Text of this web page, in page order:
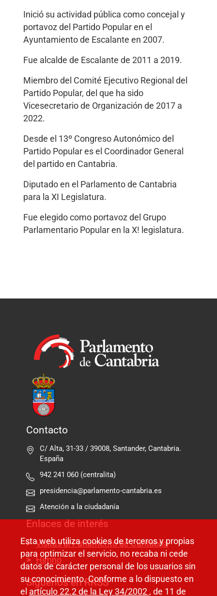
Inició su actividad pública como concejal y
portavoz del Partido Popular en el
Ayuntamiento de Escalante en 2007.
Fue alcalde de Escalante de 2011 a 2019.
Miembro del Comité Ejecutivo Regional del
Partido Popular, del que ha sido
Vicesecretario de Organización de 2017 a
2022.
Desde el 13º Congreso Autonómico del
Partido Popular es el Coordinador General
del partido en Cantabria.
Diputado en el Parlamento de Cantabria
para la XI Legislatura.
Fue elegido como portavoz del Grupo
Parlamentario Popular en la X! legislatura.
Contacto
C/ Alta, 31-33 / 39008, Santander, Cantabria.
España
942 241 060 (centralita)
presidencia@parlamento-cantabria.es
Atención a la ciudadanía
Enlaces de interés
Visitas al Parlamento de Cantabria
Himno
Síguenos en RRSS
Esta web utiliza cookies de terceros y propias
para optimizar el servicio, no recaba ni cede
datos de carácter personal de los usuarios sin
su conocimiento. Conforme a lo dispuesto en
el artículo 22.2 de la Ley 34/2002 , de 11 de